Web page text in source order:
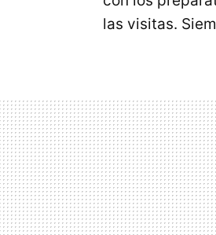
las visitas.